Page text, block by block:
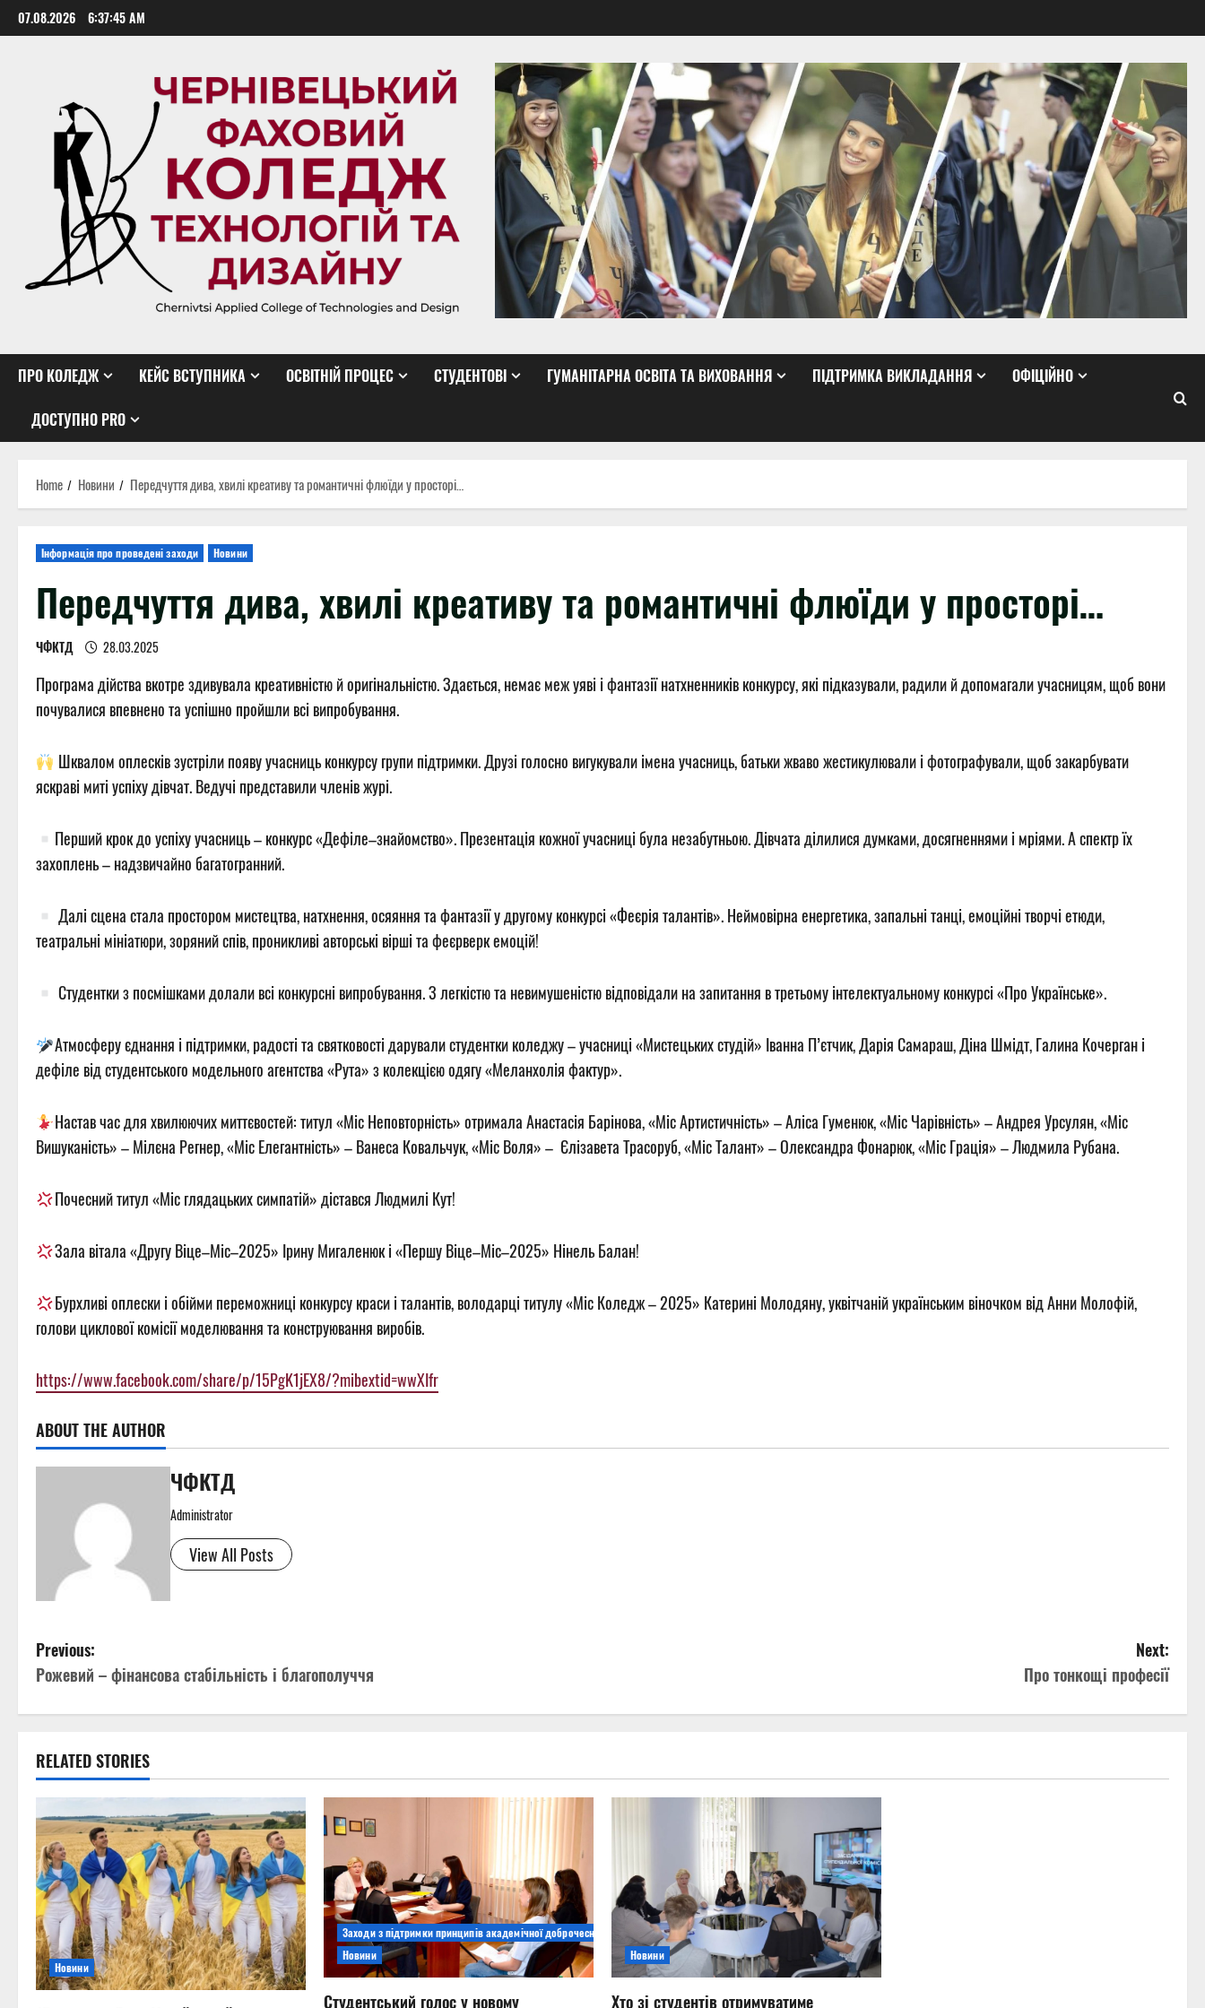
Skip
to
07.08.2026 6:37:46 AM
ПРО КОЛЕДЖ КЕЙС ВСТУПНИКА ОСВІТНІЙ ПРОЦЕС СТУДЕНТОВІ ГУМАНІТАРНА ОСВІТА ТА ВИХОВАННЯ ПІДТРИМКА ВИКЛАДАННЯ ОФІЦІЙНО
ДОСТУПНО PRO
Home Новини Передчуття дива, хвилі креативу та романтичні флюїди у просторі…
Інформація про проведені заходи Новини
Передчуття дива, хвилі креативу та романтичні флюїди у просторі…
ЧФКТД 28.03.2025
Програма дійства вкотре здивувала креативністю й оригінальністю. Здається, немає меж уяві і фантазії натхненників конкурсу,які підказували, радили й допомагали учасницям, щоб вони
почувалися впевнено та успішно пройшли всі випробування.
Шквалом оплесків зустріли появу учасниць конкурсу групи підтримки. Друзі голосно вигукували імена учасниць, батьки жваво жестикулювали і фотографували, щоб закарбувати
яскраві миті успіху дівчат. Ведучі представили членів журі.
Перший крок до успіху учасниць – конкурс «Дефіле–знайомство». Презентація кожної учасниці була незабутньою. Дівчата ділилися думками, досягненнями і мріями. А спектр їх
захоплень – надзвичайно багатогранний.
Далі сцена стала простором мистецтва, натхнення, осяяння та фантазії у другому конкурсі «Феєрія талантів». Неймовірна енергетика, запальні танці, емоційні творчі етюди,
театральні мініатюри, зоряний спів, проникливі авторські вірші та феєрверк емоцій!
Студентки з посмішками долали всі конкурсні випробування. З легкістю та невимушеністю відповідали на запитання в третьому інтелектуальному конкурсі «Про Українське».
Атмосферу єднання і підтримки, радості та святковості дарували студентки коледжу – учасниці «Мистецьких студій» Іванна П’єтчик, Дарія Самараш, Діна Шмідт, Галина Кочерган і
дефіле від студентського модельного агентства «Рута» з колекцією одягу «Меланхолія фактур».
Настав час для хвилюючих миттєвостей: титул «Міс Неповторність» отрималаАнастасія Барінова,«Міс Артистичність» –Аліса Гуменюк, «Міс Чарівність» –Андрея Урсулян, «Міс
Вишуканість» –Мілєна Регнер, «Міс Елегантність» –Ванеса Ковальчук, «Міс Воля» – Єлізавета Трасоруб, «Міс Талант» –Олександра Фонарюк, «Міс Грація» –Людмила Рубана.
Почесний титул «Міс глядацьких симпатій» діставсяЛюдмилі Кут!
Зала вітала «Другу Віце–Міс–2025» Ірину Мигаленюкі «Першу Віце–Міс–2025» Нінель Балан!
Бурхливі оплески і обійми переможниці конкурсу краси і талантів, володарці титулу «Міс Коледж – 2025» Катерині Молодяну, уквітчаній українським віночком від Анни Молофій,
голови циклової комісії моделювання та конструювання виробів.
https://www.facebook.com/share/p/15PgK1jEX8/?mibextid=wwXIfr
ABOUT THE AUTHOR
ЧФКТД
Administrator
View All Posts
P
o
t
n
a
v
i
g
a
Previous:
Рожевий – фінансова стабільність і благополуччя
Next:
Про тонкощі професії
RELATED STORIES
Новини
Заходи з підтримки принципів академічної доброчесності
Новини
Студентський голос у новому
Новини
Хто зі студентів отримуватиме